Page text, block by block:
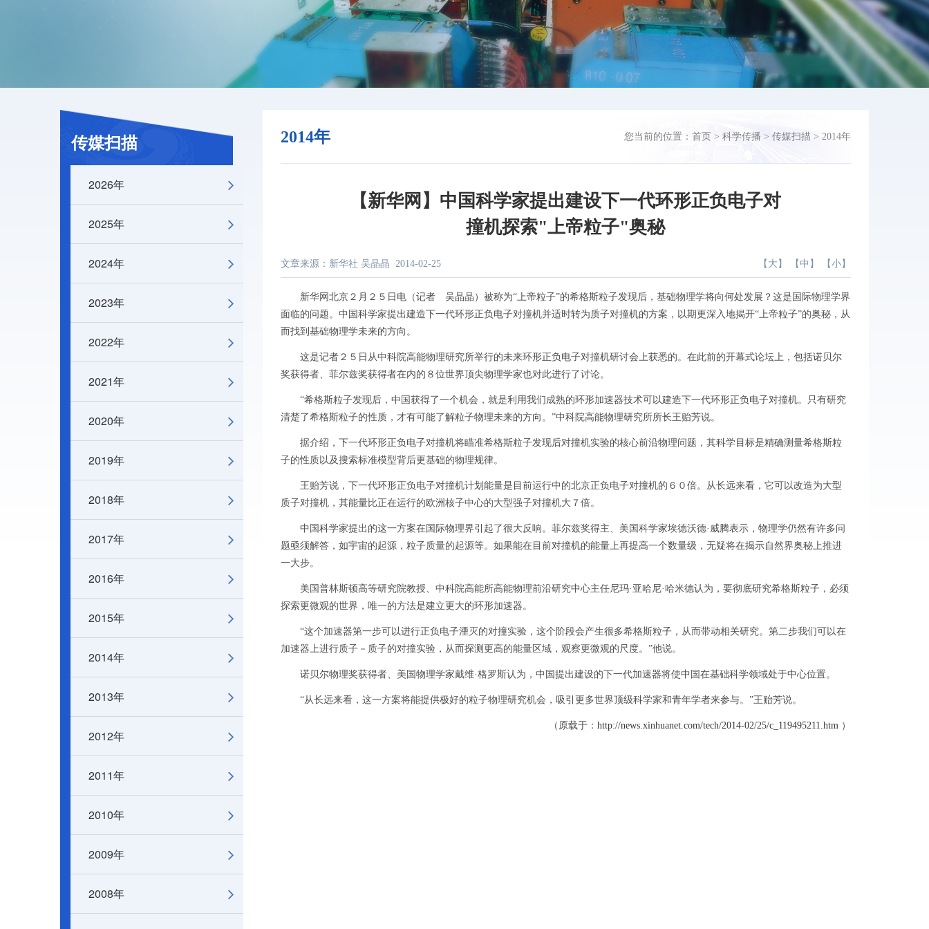
传媒扫描
2026年
2025年
2024年
2023年
2022年
2021年
2020年
2019年
2018年
2017年
2016年
2015年
2014年
2013年
2012年
2011年
2010年
2009年
2008年
2014年 您当前的位置： 首页 > 科学传播 > 传媒扫描 > 2014年
【新华网】中国科学家提出建设下一代环形正负电子对
撞机探索"上帝粒子"奥秘
文章来源：新华社 吴晶晶 2014-02-25 【 大 】 【中 】 【小】
新华网北京２月２５日电（记者 吴晶晶）被称为“上帝粒子”的希格斯粒子发现后，基础物理学将向何处发展？这是国际物理学界
面临的问题。中国科学家提出建造下一代环形正负电子对撞机并适时转为质子对撞机的方案，以期更深入地揭开“上帝粒子”的奥秘，从
而找到基础物理学未来的方向。
这是记者２５日从中科院高能物理研究所举行的未来环形正负电子对撞机研讨会上获悉的。在此前的开幕式论坛上，包括诺贝尔
奖获得者、菲尔兹奖获得者在内的８位世界顶尖物理学家也对此进行了讨论。
“希格斯粒子发现后，中国获得了一个机会，就是利用我们成熟的环形加速器技术可以建造下一代环形正负电子对撞机。只有研究
清楚了希格斯粒子的性质，才有可能了解粒子物理未来的方向。”中科院高能物理研究所所长王贻芳说。
据介绍，下一代环形正负电子对撞机将瞄准希格斯粒子发现后对撞机实验的核心前沿物理问题，其科学目标是精确测量希格斯粒
子的性质以及搜索标准模型背后更基础的物理规律。
王贻芳说，下一代环形正负电子对撞机计划能量是目前运行中的北京正负电子对撞机的６０倍。从长远来看，它可以改造为大型
质子对撞机，其能量比正在运行的欧洲核子中心的大型强子对撞机大７倍。
中国科学家提出的这一方案在国际物理界引起了很大反响。菲尔兹奖得主、美国科学家埃德沃德·威腾表示，物理学仍然有许多问
题亟须解答，如宇宙的起源，粒子质量的起源等。如果能在目前对撞机的能量上再提高一个数量级，无疑将在揭示自然界奥秘上推进
一大步。
美国普林斯顿高等研究院教授、中科院高能所高能物理前沿研究中心主任尼玛·亚哈尼·哈米德认为，要彻底研究希格斯粒子，必须
探索更微观的世界，唯一的方法是建立更大的环形加速器。
“这个加速器第一步可以进行正负电子湮灭的对撞实验，这个阶段会产生很多希格斯粒子，从而带动相关研究。第二步我们可以在
加速器上进行质子－质子的对撞实验，从而探测更高的能量区域，观察更微观的尺度。”他说。
诺贝尔物理奖获得者、美国物理学家戴维·格罗斯认为，中国提出建设的下一代加速器将使中国在基础科学领域处于中心位置。
“从长远来看，这一方案将能提供极好的粒子物理研究机会，吸引更多世界顶级科学家和青年学者来参与。”王贻芳说。
（原载于： http://news.xinhuanet.com/tech/2014-02/25/c_119495211.htm ）